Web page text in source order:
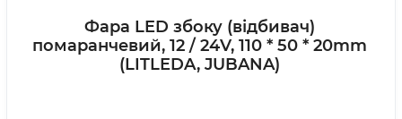
Фара LED збоку (відбивач)
помаранчевий, 12 / 24V, 110 * 50 * 20mm
(LITLEDA, JUBANA)